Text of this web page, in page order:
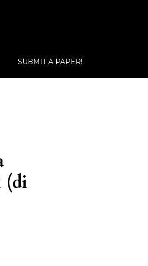
SUBMIT A PAPER!
(di